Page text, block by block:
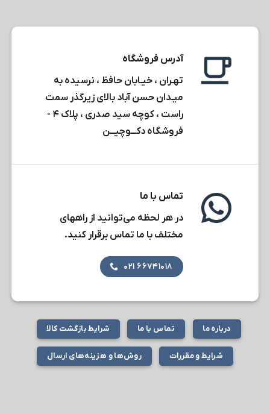
آدرس فروشگاه
تهـران ، خیـابان حافظ ، نرسیده به
میـدان حسن آباد بالای زیرگذر سمت
راست ، کوچه سید صدری ، پلاک ۴ -
فروشگاه دکـــوچیـــن
تماس با ما
در هر لحظه می‌توانید از راههای
مختلف با ما تماس برقرار کنید.
۶۶۷۴۱۰۱۸ ۰۲۱
درباره ما تماس با ما شرایط بازگشت کالا
شرایط و مقررات روش‌ها و هزینه‌های ارسال